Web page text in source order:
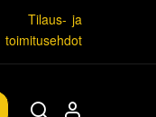
Tilaus- ja
toimitusehdot